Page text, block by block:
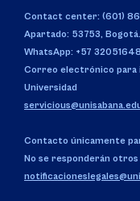
Contact center: (601)
Apartado: 53753, Bogotá.
WhatsApp: +57
Correo electrónico para
Universidad
Contacto únicamente
No se responderán